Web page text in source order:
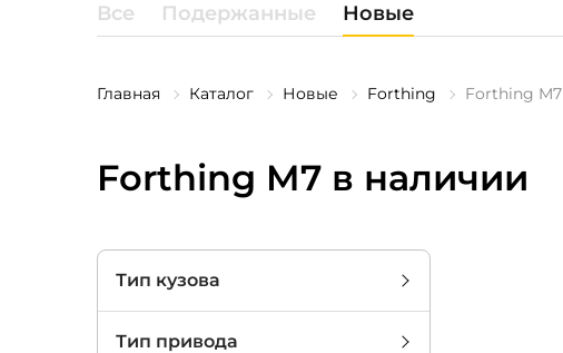
Все Подержанные Новые
Главная Каталог Новые Forthing Forthing M7
Forthing M7 в наличии
Тип кузова
Тип привода